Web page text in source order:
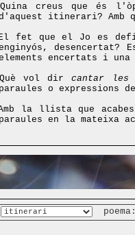
Quina creus que és
itinerari? Amb
fet que el Jo es
desencertat?
encertats i
Què vol dircantar les
paraules o expressions
la llista que
paraules en la mateixa